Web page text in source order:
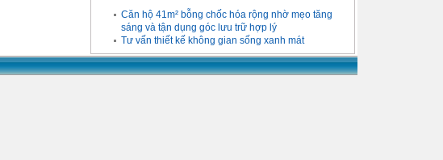
Căn hộ 41m² bỗng chốc hóa rộng nhờ mẹo tăng
sáng và tận dụng góc lưu trữ hợp lý
Tư vấn thiết kế không gian sống xanh mát